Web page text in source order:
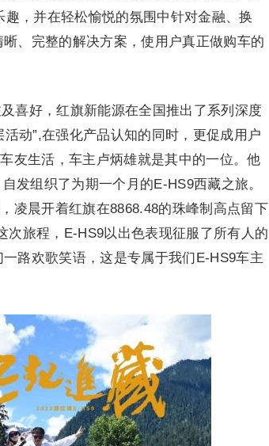
，并在轻松愉悦的氛围中针对金融、换
、完整的解决方案，使用户真正做购车的
喜好，红旗新能源在全国推出了系列深度
动”,在强化产品认知的同时，更促成用户
友生活，车主卢炳雄就是其中的一位。他
发组织了为期一个月的E-HS9西藏之旅。
凌晨开着红旗在8868.48的珠峰制高点留下
次旅程，E-HS9以出色表现征服了所有人的
路欢歌笑语，这是专属于我们E-HS9车主